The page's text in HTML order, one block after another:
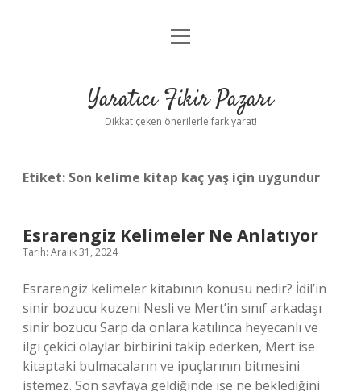
Anasayfa
Yasal Uyarı
menüyü
Yaratıcı Fikir Pazarı
Dikkat çeken önerilerle fark yarat!
Etiket: Son kelime kitap kaç yaş için uygundur
Esrarengiz Kelimeler Ne Anlatıyor
Tarih: Aralık 31, 2024
Esrarengiz kelimeler kitabının konusu nedir? İdil’in
sinir bozucu kuzeni Nesli ve Mert’in sınıf arkadaşı
sinir bozucu Sarp da onlara katılınca heyecanlı ve
ilgi çekici olaylar birbirini takip ederken, Mert ise
kitaptaki bulmacaların ve ipuçlarının bitmesini
istemez. Son sayfaya geldiğinde ise ne beklediğini